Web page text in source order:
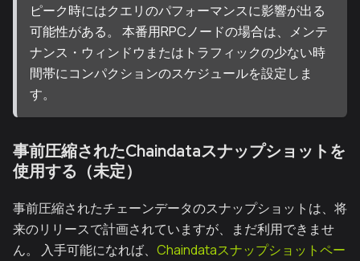
ピーク時にはクエリのパフォーマンスに影響が出る
可能性がある。 本番用RPCノードの場合は、メンテ
ナンス・ウィンドウまたはトラフィックの少ない時
間帯にコンパクションのスケジュールを設定しま
す。
事前圧縮されたChaindataスナップショットを
使用する（未定）
事前圧縮されたチェーンデータのスナップショットは、将
来のリリースで計画されていますが、まだ利用できませ
ん。 入手可能になれば、 Chaindataスナップショットペー